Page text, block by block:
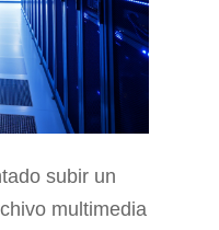
subir un
multimedia